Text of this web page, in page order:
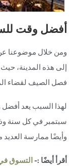
أفضل وقت
ومن خلال موضوعنا
إلى هذه المدينة،
فصل الصيف لقضاء
لهذا السبب يعد
سبتمبر في كل سنة
وأيضًا ممارسة العديد
أقرأ أيضًا :-التسوق